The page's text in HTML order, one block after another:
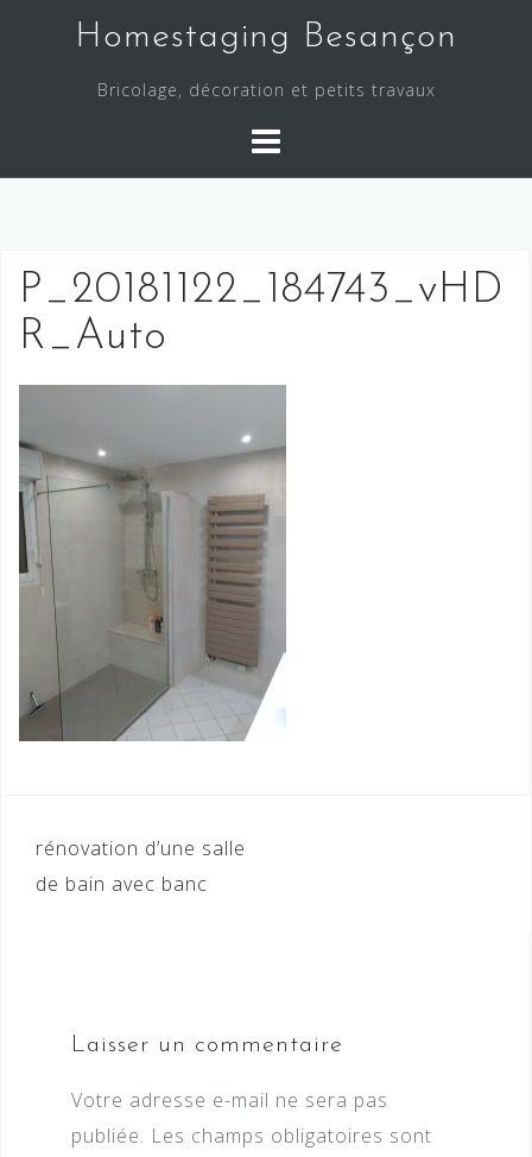
Homestaging Besançon
Bricolage, décoration et petits travaux
P_20181122_184743_vHD
R_Auto
Navigation
de
rénovation d’une salle
de bain avec banc
Laisser un commentaire
Votre adresse e-mail ne sera pas
publiée. Les champs obligatoires sont